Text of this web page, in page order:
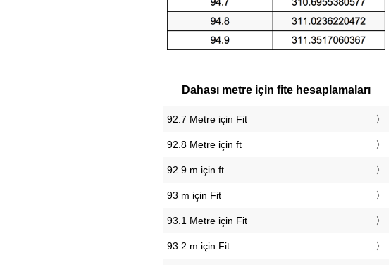
Dahası metre için fite hesaplamaları
92.7 Metre için Fit
92.8 Metre için ft
92.9 m için ft
93 m için Fit
93.1 Metre için Fit
93.2 m için Fit